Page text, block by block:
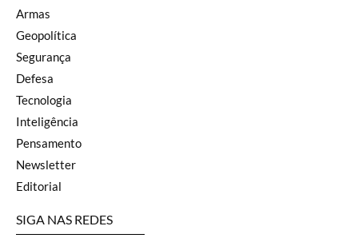
Armas
Geopolítica
Segurança
Defesa
Tecnologia
Inteligência
Pensamento
Newsletter
Editorial
SIGA NAS REDES